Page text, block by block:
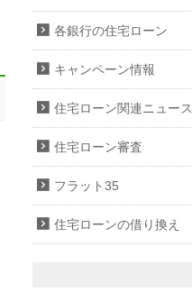
各銀行の住宅ローン
キャンペーン情報
住宅ローン関連ニュース
住宅ローン審査
フラット35
住宅ローンの借り換え